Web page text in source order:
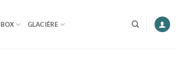
GLACIÈRE